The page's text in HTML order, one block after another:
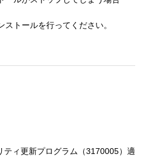
ィ更新プログラム（3170005）適